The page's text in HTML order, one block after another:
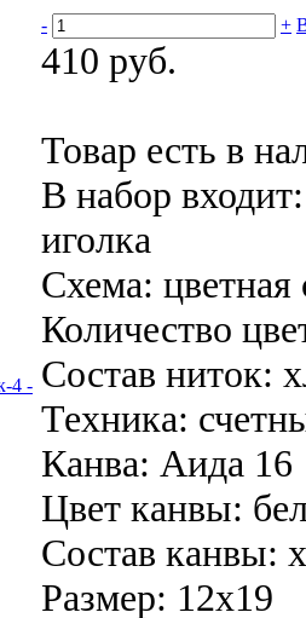
- +
410 руб.
Товар есть в
В набор входит:
иголка
Схема:
Количество
Состав ниток:
Техника:
Канва: Аида 16
Цвет канвы:
Состав канвы:
Размер: 12х19